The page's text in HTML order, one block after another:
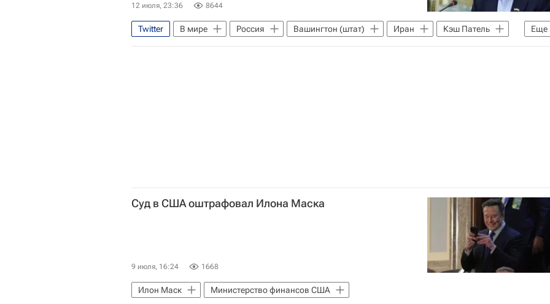
12 июля, 23:36 8644
Еще
Twitter В мире Россия Вашингтон (штат) Иран
Кэш Патель
ФБР
Суд в США оштрафовал Илона Маска
9 июля, 16:24 1668
Илон Маск Министерство финансов США